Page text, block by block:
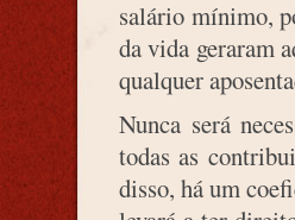
salário mínimo,
da vida geraram
qualquer
Nunca será
todas as
disso, há um